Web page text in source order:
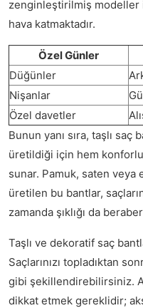
zenginleştirilmiş modeller
hava katmaktadır.
Özel Günler
Düğünler
Nişanlar
Özel davetler
Bunun yanı sıra, taşlı saç
üretildiği için hem
sunar. Pamuk, saten veya
üretilen bu bantlar,
zamanda şıklığı da
Taşlı ve dekoratif saç
Saçlarınızı topladıktan
gibi şekillendirebilirsiniz.
dikkat etmek gereklidir;